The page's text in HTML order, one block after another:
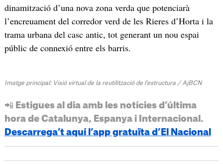
dinamització d’una nova zona verda que potenciarà
l’encreuament del corredor verd de les Rieres d’Horta i la
trama urbana del casc antic, tot generant un nou espai
públic de connexió entre els barris.
Imatge principal: Visió virtual de la reutilització de l'estructura / AjBCN
📲 Estigues al dia amb les notícies d’última
hora de Catalunya, Espanya i Internacional.
Descarrega’t aquí l’app gratuïta d’El Nacional